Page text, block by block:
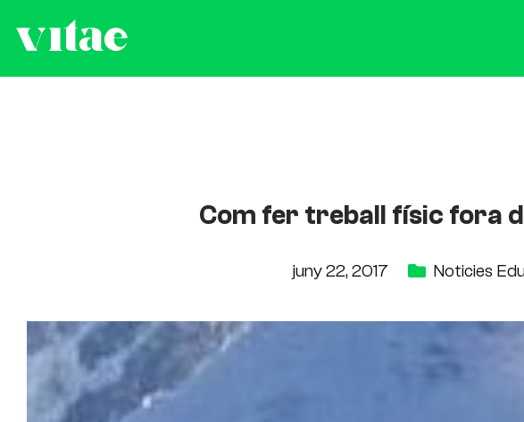
Com fer treball físic fora
juny 22, 2017 Noticies